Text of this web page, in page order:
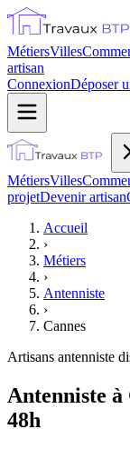
MétiersVilles
artisan
ConnexionDéposer
MétiersVilles
projetDevenir artisan
Accueil
›
Métiers
›
Antenniste
›
Cannes
Artisans antenniste
Antenniste
48h